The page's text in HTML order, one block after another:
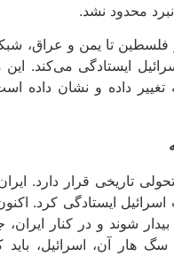
محدود نشد.
فلسطین تا یمن و عراق،
ایستادگی می‌کند.
داده و نشان داده
تحولی تاریخی قرار دارد.
اسرائیل ایستادگی کرد.
شوند و در کنار ایران،
هار آن، اسرائیل، باید